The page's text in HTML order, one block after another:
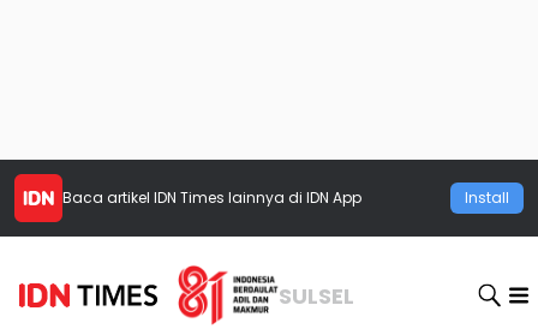
Baca artikel IDN Times lainnya di IDN App Install
SULSEL